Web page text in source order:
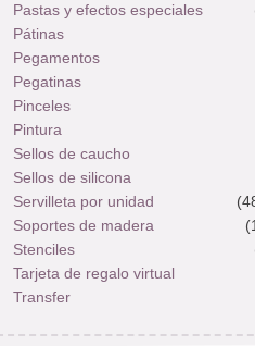
Pastas y efectos especiales
Pátinas
Pegamentos
Pegatinas
Pinceles
Pintura
Sellos de caucho
Sellos de silicona
Servilleta por unidad
Soportes de madera
Stenciles
Tarjeta de regalo virtual
Transfer